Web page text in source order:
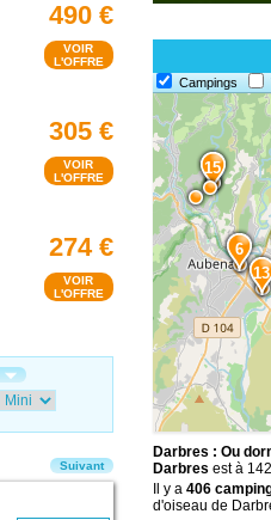
490 €
VOIR
L'OFFRE
305 €
VOIR
L'OFFRE
274 €
VOIR
L'OFFRE
Suivant
Campings
15
13
6
Darbres : Ou
Darbres est à
Il y a 406
d'oiseau de